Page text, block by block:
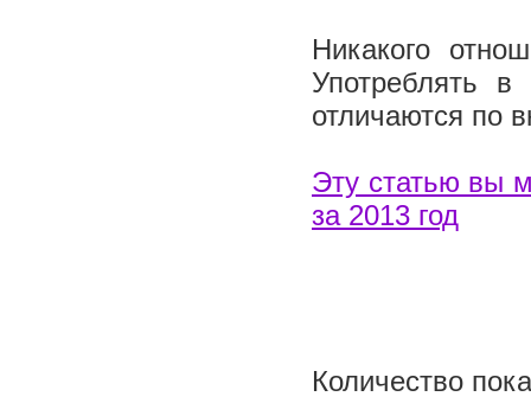
Никакого
Употреблять
отличаются по
Эту статью вы
за 2013 год
Количество